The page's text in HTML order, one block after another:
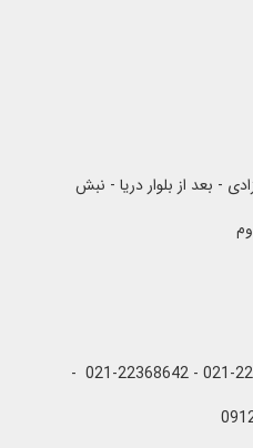
- بعد از بلوار دریا - نبش
021-22065033 - 021-22368641 - 021-22368642 -